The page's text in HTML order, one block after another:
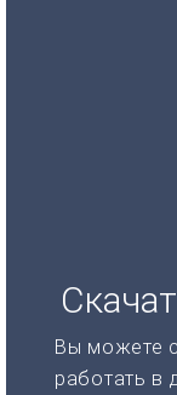
Вы можете
работать в